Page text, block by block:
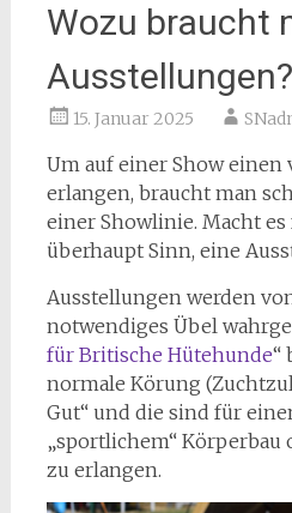
Wozu braucht
Ausstellungen?
15. Januar 2025
Um auf einer Show einen
erlangen, braucht man
einer Showlinie. Macht
überhaupt Sinn, eine
Ausstellungen werden
notwendiges Übel
für Britische Hütehunde“
normale Körung
Gut“ und die sind für
„sportlichem“ Körperbau
zu erlangen.